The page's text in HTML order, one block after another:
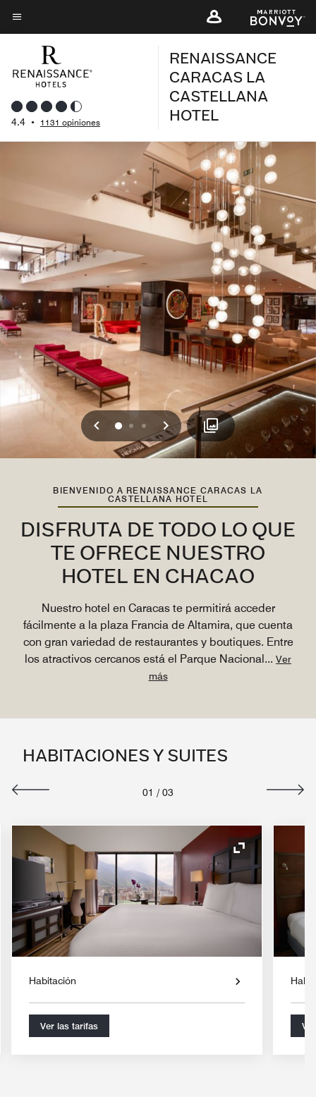
Skip
to
content
Texto del menú
4.4 • 1131 opiniones
RENAISSANCE
CARACAS LA
CASTELLANA
HOTEL
Anterior
0 1 2 Siguiente
BIENVENIDO A RENAISSANCE CARACAS LA
CASTELLANA HOTEL
DISFRUTA DE TODO LO QUE
TE OFRECE NUESTRO
HOTEL EN CHACAO
Nuestro hotel en Caracas te permitirá acceder
fácilmente a la plaza Francia de Altamira, que cuenta
con gran variedad de restaurantes y boutiques. Entre
los atractivos cercanos está el Parque Nacional... Ver
más
HABITACIONES Y SUITES
01 / 03
de expansión Icono de
Habitación
Ver las tarifas